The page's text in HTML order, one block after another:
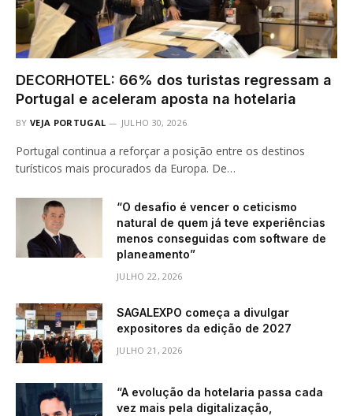
DECORHOTEL: 66% dos turistas regressam a
Portugal e aceleram aposta na hotelaria
BY VEJA PORTUGAL JULHO 30, 2026
Portugal continua a reforçar a posição entre os destinos
turísticos mais procurados da Europa. De…
“O desafio é vencer o ceticismo
natural de quem já teve experiências
menos conseguidas com software de
planeamento”
JULHO 22, 2026
SAGALEXPO começa a divulgar
expositores da edição de 2027
JULHO 21, 2026
“A evolução da hotelaria passa cada
vez mais pela digitalização,